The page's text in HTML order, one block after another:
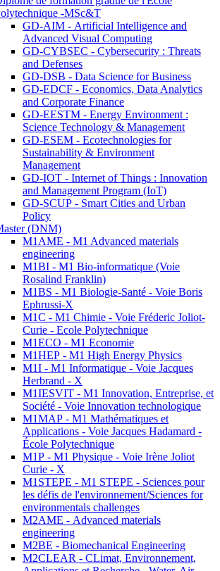
-MSc&T
GD-AIM - Artificial Intelligence and
Advanced Visual Computing
GD-CYBSEC - Cybersecurity : Threats
and Defenses
GD-DSB - Data Science for Business
GD-EDCF - Economics, Data Analytics
and Corporate Finance
GD-EESTM - Energy Environment :
Science Technology & Management
GD-ESEM - Ecotechnologies for
Sustainability & Environment
Management
GD-IOT - Internet of Things : Innovation
and Management Program (IoT)
GD-SCUP - Smart Cities and Urban
Policy
(DNM)
M1AME - M1 Advanced materials
engineering
M1BI - M1 Bio-informatique (Voie
Rosalind Franklin)
M1BS - M1 Biologie-Santé - Voie Boris
Ephrussi-X
M1C - M1 Chimie - Voie Fréderic Joliot-
Curie - Ecole Polytechnique
M1ECO - M1 Economie
M1HEP - M1 High Energy Physics
M1I - M1 Informatique - Voie Jacques
Herbrand - X
M1IESVIT - M1 Innovation, Entreprise, et
Société - Voie Innovation technologique
M1MAP - M1 Mathématiques et
Applications - Voie Jacques Hadamard -
École Polytechnique
M1P - M1 Physique - Voie Irène Joliot
Curie - X
M1STEPE - M1 STEPE - Sciences pour
les défis de l'environnement/Sciences for
environmentals challenges
M2AME - Advanced materials
engineering
M2BE - Biomechanical Engineering
M2CLEAR - CLimat, Environnement,